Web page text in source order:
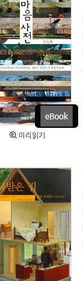
미리읽기